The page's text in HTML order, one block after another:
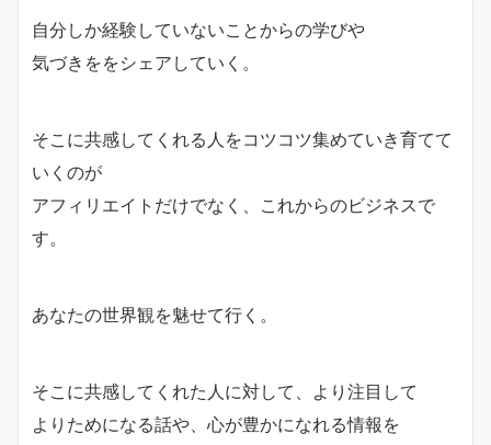
自分しか経験していないことからの学びや
気づきををシェアしていく。
そこに共感してくれる人をコツコツ集めていき育てて
いくのが
アフィリエイトだけでなく、これからのビジネスで
す。
あなたの世界観を魅せて行く。
そこに共感してくれた人に対して、より注目して
よりためになる話や、心が豊かになれる情報を